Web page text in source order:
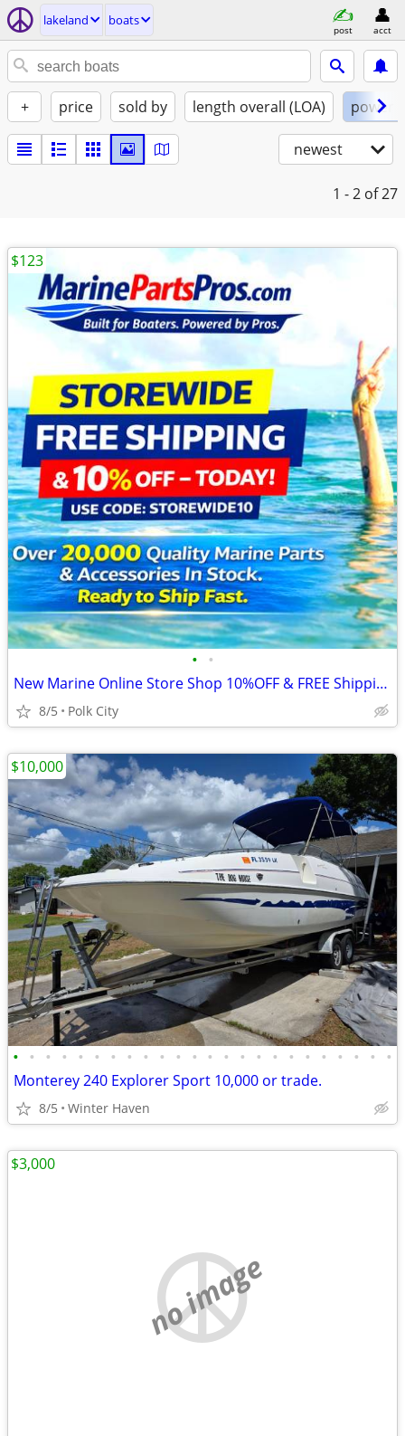
lakeland boats
post acct
+ price sold by length overall (LOA) power
newest
1 - 2 of 27
• •
New Marine Online Store Shop 10%OFF & FREE Shipping
8/5 Polk City
$123
• • • • • • • • • • • • • • • • • • • • • • • •
Monterey 240 Explorer Sport 10,000 or trade.
8/5 Winter Haven
$10,000
no image
$3,000